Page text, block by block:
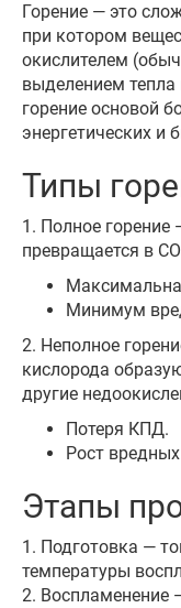
Горение — это
при котором
окислителем
выделением тепла
горение основой
энергетических и
Типы
1. Полное горение
превращается в
Минимум
2. Неполное
кислорода
другие
Потеря КПД.
Рост
Этапы
1. Подготовка —
температуры
2. Воспламенение